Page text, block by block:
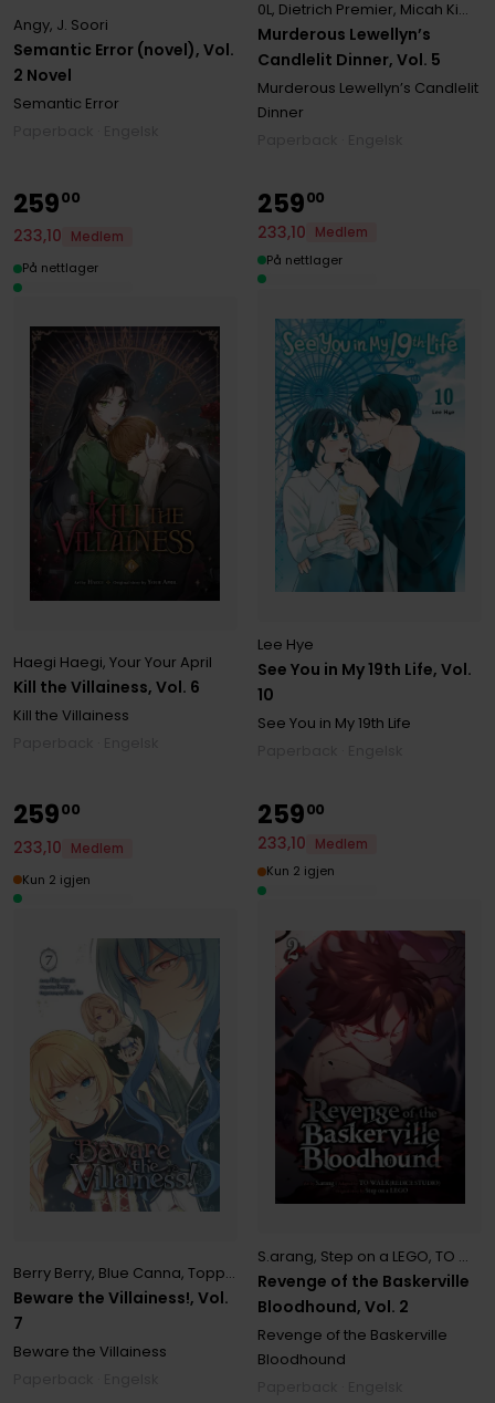
Semantic Error (novel), Vol.
2 Novel
Angy, J. Soori
Semantic Error
Murderous Lewellyn’s
Candlelit Dinner, Vol. 5
0L, Dietrich Premier, Micah Kim
Murderous Lewellyn’s Candlelit
Dinner
Kill the Villainess, Vol. 6
Haegi Haegi, Your Your April
Kill the Villainess
25900
233,10
Medlem
På nettlager
See You in My 19th Life, Vol.
10
Lee Hye
See You in My 19th Life
25900
233,10
Medlem
På nettlager
Beware the Villainess!, Vol.
7
Berry Berry, Blue Canna, Toppy Toppy
Beware the Villainess
25900
233,10
Medlem
Kun 2 igjen
Revenge of the Baskerville
Bloodhound, Vol. 2
S.arang, Step on a LEGO,TO WALK(REDICE TO WALK(REDICE STUDIO)
Revenge of the Baskerville
Bloodhound
25900
233,10
Medlem
Kun 2 igjen